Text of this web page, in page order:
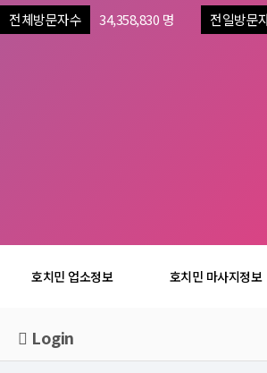
전체방문자수 34,358,830 명 전일방문
호치민 업소정보 호치민 마사지정보
Login